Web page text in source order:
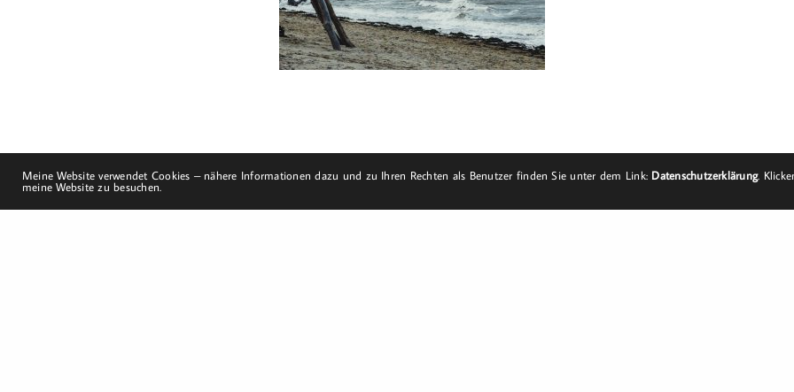
mobil: +49 (0)151-
58017683
Email: mail@harald-
Meine Website verwendet Cookies – nähere Informationen dazu und zu Ihren Rechten als Benutzer finden Sie unter dem Link: Datenschutzerklärung.
meine Website zu besuchen.